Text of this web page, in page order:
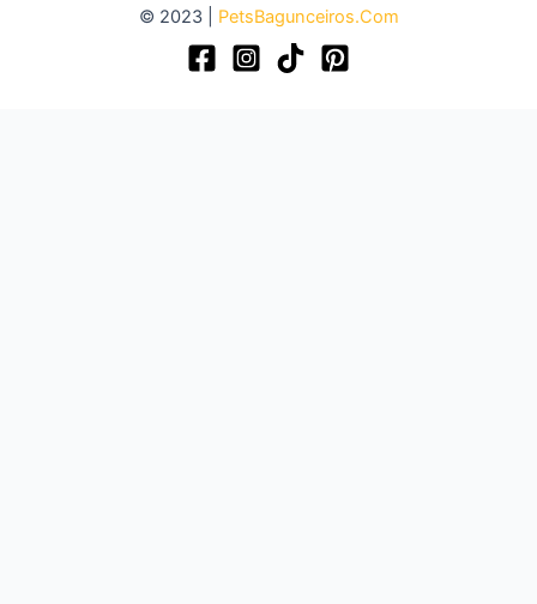
© 2023 | PetsBagunceiros.Com